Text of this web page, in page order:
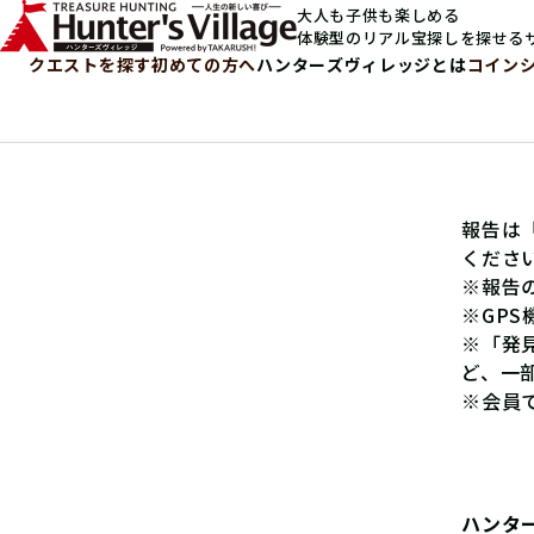
大人も子供も楽しめる
体験型のリアル宝探しを探せる
クエストを探す初めての方へハンターズヴィレッジとはコイン
報告は
くださ
※報告
※GPS
※「発
ど、一
※会員
ハンタ